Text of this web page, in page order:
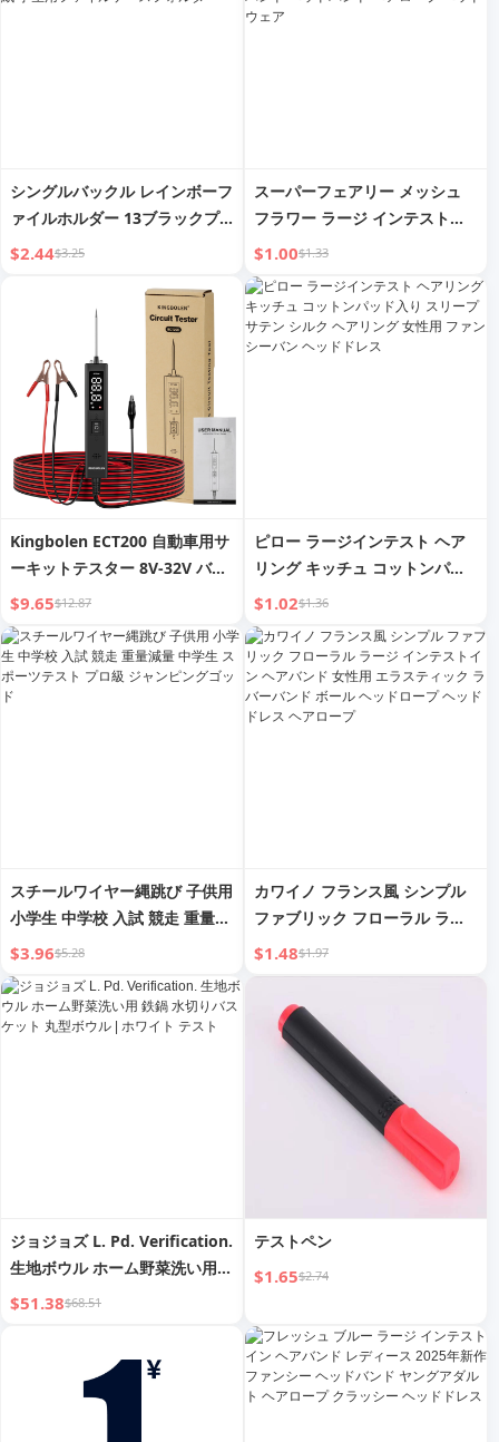
シングルバックル レインボーフ
ァイルホルダー 13ブラックプ
レイドフォルダ バギートートバ
ファイルケースフォルダ
$2.44$3.25
スーパーフェアリー メッシュ
フラワー ラージ インテストイ
ン ヘアバンド 女性用 ファンシ
ー 2024 新着 高弾性 ゴムバン
ド ヘッドバンド ヘアロープ ヘ
ッドウェア
$1.00$1.33
Kingbolen ECT200 自動車用サ
ーキットテスター 8V-32V バッ
テリーテスター オートモーティ
ブ パワー プローブ キット 電気
システム テスト
$9.65$12.87
ピロー ラージインテスト ヘア
リング キッチュ コットンパッ
ド入り スリープ サテン シルク
ヘアリング 女性用 ファンシー
バン ヘッドドレス
$1.02$1.36
スチールワイヤー縄跳び 子供用
小学生 中学校 入試 競走 重量減
量 中学生 スポーツテスト プロ
級 ジャンピングゴッド
$3.96$5.28
カワイノ フランス風 シンプル
ファブリック フローラル ラー
ジ インテストイン ヘアバンド
女性用 エラスティック ラバー
ッドドレス ヘアロープ
$1.48$1.97
ジョジョズ L. Pd. Verification.
生地ボウル ホーム野菜洗い用
鉄鍋 水切りバスケット 丸型ボ
$51.38$68.51
テストペン
$1.65$2.74